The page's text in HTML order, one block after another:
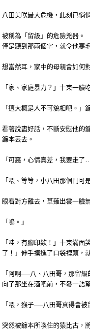
八田美咲最大危機，此刻已悄
被稱為「留級」的危險兇器。
僅是聽到那兩個字，就令他寒
想當然耳，家中的母親會如何
「家、家庭暴力？」十束一臉
「這大概是人不可貌相吧。
看著說盡好話，不斷安慰他的
鐮本丟去。
「可惡，心情真差，我要走
「喂、等等，小八田那個門
眼看對方離去，草薙出雲一臉
「嗚。」
「哇，有腳印欸！」十束滿
了！」伸手摸進了口袋裡頭，
「阿啊──八、八田哥，那留
向了那坐在酒吧前，不發一語
「喂，猴子──八田哥真得會被
突然被鐮本所喚住的猿比古，